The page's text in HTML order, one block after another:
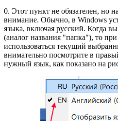
0. Этот пункт не обязателен, но
внимание. Обычно, в Windows
языка, включая русский. Когда вы
(аналог названия "папка"), то
использоваться текущий
внимательно посмотрите в
нужный язык, как показано на